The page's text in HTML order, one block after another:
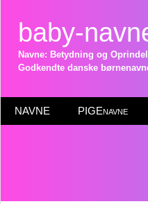
baby-
Navne: Betydning og
Godkendte danske
NAVNE PIGEnavne